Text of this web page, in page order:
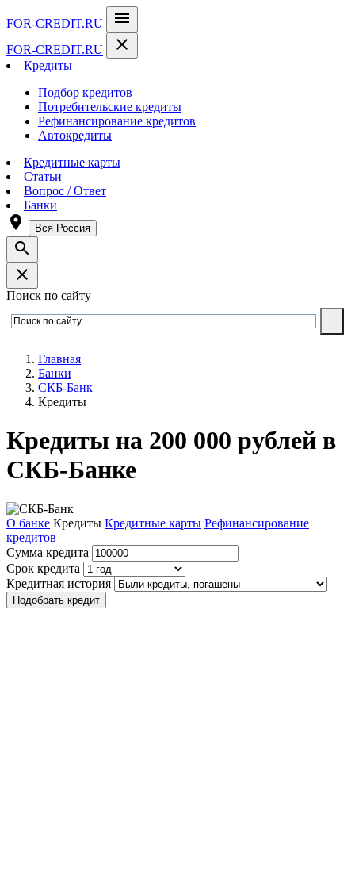
FOR-CREDIT.RU menu
FOR-CREDIT.RU close
Кредиты
Подбор кредитов
Потребительские кредиты
Рефинансирование кредитов
Автокредиты
Кредитные карты
Статьи
Вопрос / Ответ
Банки
room Вся Россия
search
close
Поиск по сайту
Главная
Банки
СКБ-Банк
Кредиты
Кредиты на 200 000 рублей в
СКБ-Банке
О банке Кредиты Кредитные карты Рефинансирование
кредитов
Сумма кредита
Срок кредита
Кредитная история
Подобрать кредит